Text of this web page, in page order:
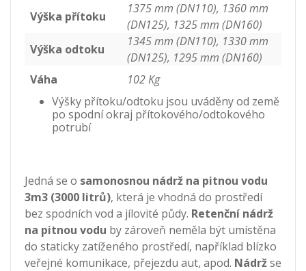
Výška přítoku
1375 mm (DN110), 1360 mm
(DN125), 1325 mm (DN160)
Výška odtoku
1345 mm (DN110), 1330 mm
(DN125), 1295 mm (DN160)
Váha
102 Kg
Výšky přítoku/odtoku jsou uváděny od země
po spodní okraj přítokového/odtokového
potrubí
Jedná se o samonosnou nádrž na pitnou vodu
3m3 (3000 litrů), která je vhodná do prostředí
bez spodních vod a jílovité půdy. Retenční nádrž
na pitnou vodu by zároveň neměla být umístěna
do staticky zatíženého prostředí, například blízko
veřejné komunikace, přejezdu aut, apod. Nádržse